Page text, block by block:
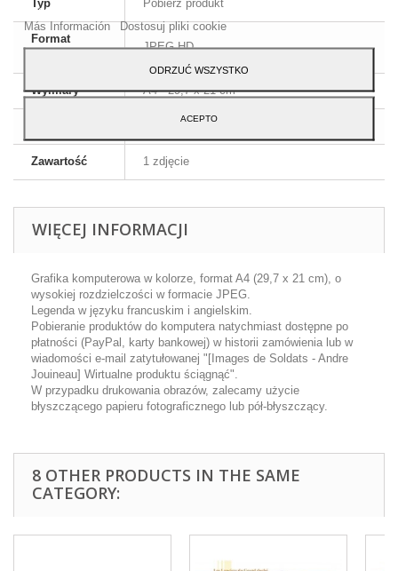
Typ Pobierz produkt
Format
JPEG HD
Wymiary A4 - 29,7 x 21 cm
Angielski i francuski
Zawartość 1 zdjęcie
WIĘCEJ INFORMACJI
Grafika komputerowa w kolorze, format A4 (29,7 x 21 cm), o
wysokiej rozdzielczości w formacie JPEG.
Legenda w języku francuskim i angielskim.
Pobieranie produktów do komputera natychmiast dostępne po
płatności (PayPal, karty bankowej) w historii zamówienia lub w
wiadomości e-mail zatytułowanej "[Images de Soldats - Andre
Jouineau] Wirtualne produktu ściągnąć".
W przypadku drukowania obrazów, zalecamy użycie
błyszczącego papieru fotograficznego lub pół-błyszczący.
8 OTHER PRODUCTS IN THE SAME
CATEGORY:
Akceptuj.
Más Información Dostosuj pliki cookie
ODRZUĆ WSZYSTKO
ACEPTO